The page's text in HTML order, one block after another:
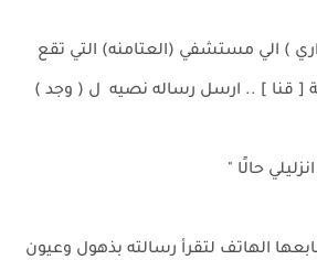
) الي مستشفي (العتامنه) التي تقع
[ قنا ] .. ارسل رساله نصيه ل ( وجد )
حالًا "
الهاتف لتقرأ رسالته بذهول وعيون